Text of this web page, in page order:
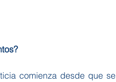
comienza desde que se